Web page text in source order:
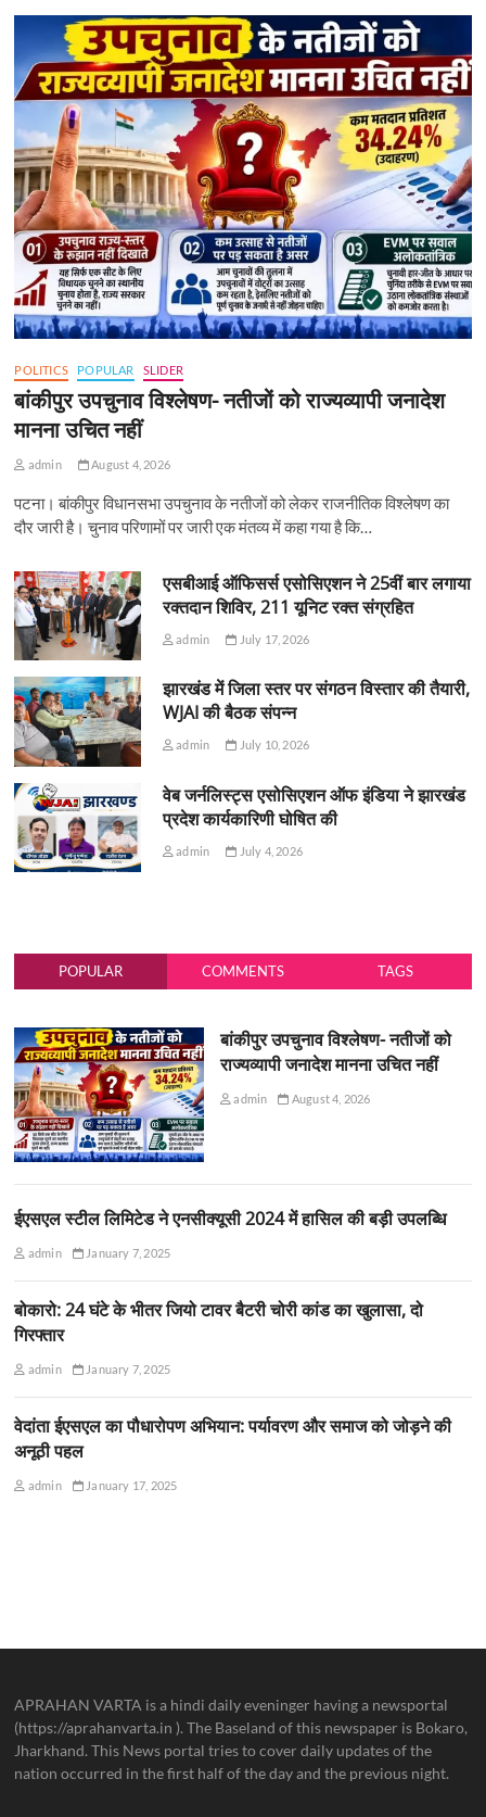
POLITICS POPULAR SLIDER
बांकीपुर उपचुनाव विश्लेषण- नतीजों को राज्यव्यापी जनादेश
मानना उचित नहीं
admin August 4, 2026
पटना। बांकीपुर विधानसभा उपचुनाव के नतीजों को लेकर राजनीतिक विश्लेषण का
दौर जारी है। चुनाव परिणामों पर जारी एक मंतव्य में कहा गया है कि…
एसबीआई ऑफिसर्स एसोसिएशन ने 25वीं बार लगाया
रक्तदान शिविर, 211 यूनिट रक्त संग्रहित
admin July 17, 2026
झारखंड में जिला स्तर पर संगठन विस्तार की तैयारी,
WJAI की बैठक संपन्न
admin July 10, 2026
वेब जर्नलिस्ट्स एसोसिएशन ऑफ इंडिया ने झारखंड
प्रदेश कार्यकारिणी घोषित की
admin July 4, 2026
POPULAR COMMENTS TAGS
बांकीपुर उपचुनाव विश्लेषण- नतीजों को
राज्यव्यापी जनादेश मानना उचित नहीं
admin August 4, 2026
ईएसएल स्टील लिमिटेड ने एनसीक्यूसी 2024 में हासिल की बड़ी उपलब्धि
admin January 7, 2025
बोकारो: 24 घंटे के भीतर जियो टावर बैटरी चोरी कांड का खुलासा, दो
गिरफ्तार
admin January 7, 2025
वेदांता ईएसएल का पौधारोपण अभियान: पर्यावरण और समाज को जोड़ने की
अनूठी पहल
admin January 17, 2025
APRAHAN VARTA is a hindi daily eveninger having a newsportal
(https://aprahanvarta.in ). The Baseland of this newspaper is Bokaro,
Jharkhand. This News portal tries to cover daily updates of the
nation occurred in the first half of the day and the previous night.